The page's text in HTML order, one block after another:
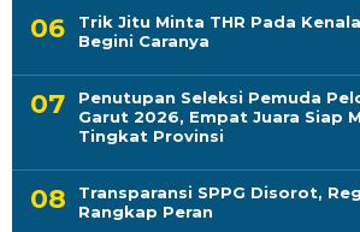
Trik Jitu Minta THR Pada
Begini Caranya
Penutupan Seleksi Pemuda
Garut 2026, Empat Juara Siap
Tingkat Provinsi
Transparansi SPPG Disorot,
Rangkap Peran